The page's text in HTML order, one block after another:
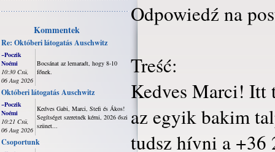
Kommentek
Re: Októberi látogatás Auschwitz
~Poczik
Noémi
10:30 Csü,
06 Aug 2026
Bocsánat az lemaradt, hogy 8-10
főnek.
Októberi látogatás Auschwitz
~Poczik
Noémi
10:21 Csü,
06 Aug 2026
Kedves Gabi, Marci, Stefi és Ákos!
Segítséget szeretnék kérni, 2026 őszi
szünet...
Csoportunk
Odpowiedź na
Treść:
Kedves Marci! Itt
az egyik bakim
tudsz hívni a +36